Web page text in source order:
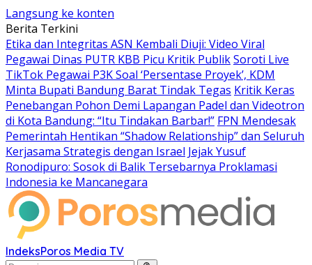
Langsung ke konten
Berita Terkini
Etika dan Integritas ASN Kembali Diuji: Video Viral
Pegawai Dinas PUTR KBB Picu Kritik PublikSoroti Live
TikTok Pegawai P3K Soal ‘Persentase Proyek’, KDM
Minta Bupati Bandung Barat Tindak Tegas Kritik Keras
Penebangan Pohon Demi Lapangan Padel dan Videotron
di Kota Bandung: “Itu Tindakan Barbar!” FPN Mendesak
Pemerintah Hentikan “Shadow Relationship” dan Seluruh
Kerjasama Strategis dengan Israel Jejak Yusuf
Ronodipuro: Sosok di Balik Tersebarnya Proklamasi
Indonesia ke Mancanegara
IndeksPoros Media TV